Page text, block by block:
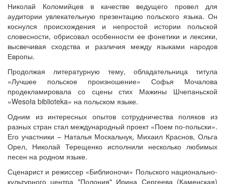
Николай Коломийцев в качестве ведущего провел для
аудитории увлекательную презентацию польского языка. Он
коснулся происхождения и непростой истории польской
словесности, обрисовал особенности ее фонетики и лексики,
высвечивая сходства и различия между языками народов
Европы.
Продолжая литературную тему, обладательница титула
«Лучшее польское произношение» Софья Мочалова
продекламировала со сцены стих Мажины Шчепаньской
«Wesoła biblioteka» на польском языке.
Одним из интересных опытов сотрудничества поляков из
разных стран стал международный проект «Поем по-польски».
Его участники – Наталья Москальчук, Михаил Краснов, Ольга
Орел, Николай Терещенко исполнили несколько любимых
песен на родном языке.
Сценарист и режиссер «Библионочи» Польского национально-
культурного центра "Полония" Ирина Сергеева (Каменская)